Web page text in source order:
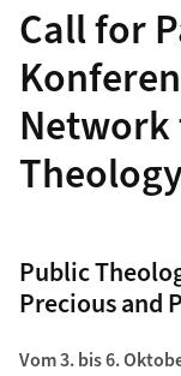
Call for
Public
Precious and
Vom 3. bis 6.